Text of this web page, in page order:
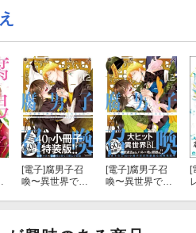
[電子]腐男子召
喚〜異世界で神
p小冊子ボイス
[電子]腐男子召
喚〜異世界で神
し漫画付き】
[